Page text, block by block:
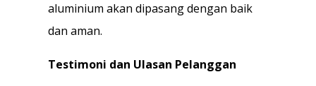
aluminium akan dipasang dengan baik
dan aman.
Testimoni dan Ulasan Pelanggan